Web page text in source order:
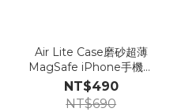
Air Lite Case磨砂超薄
MagSafe iPhone手機殼
Londonimg【D43】
NT$490
NT$690